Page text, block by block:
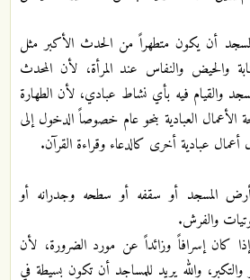
أن يكون متطهراً من الحدث الأكبر مثل
والحيض والنفاس عند المرأة، لأن المحدث
والقيام فيه بأي نشاط عبادي، لأن الطهارة
العبادية بنحو عام خصوصاً الدخول إلى
عبادية أخرى كالدعاء وقراءة القرآن.
المسجد أو سقفه أو سطحه وجدرانه أو
والفرش.
كان إسرافاً وزائداً عن مورد الضرورة، لأن
والله يريد للمساجد أن تكون بسيطة في